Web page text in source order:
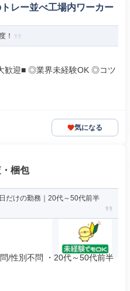
レー並べ工場内ワーカー
！
歓迎■ ◎業界未経験OK ◎コツ
気になる
梱包
だけの勤務｜20代～50代前半
/性別不問 ・20代～50代前半